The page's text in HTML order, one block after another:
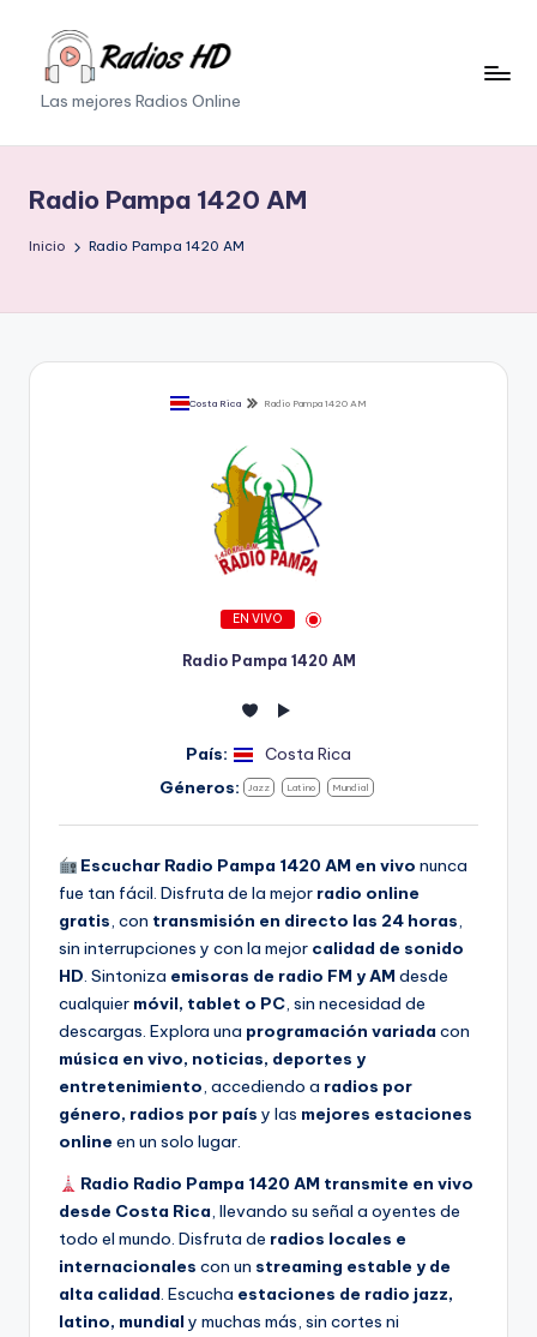
Saltar
contenidoLas mejores Radios Online
Radio Pampa 1420 AM
Inicio Radio Pampa 1420 AM
Costa Rica Radio Pampa 1420 AM
EN VIVO
Radio Pampa 1420 AM
País:
Costa Rica
Géneros:
Jazz Latino Mundial
Escuchar Radio Pampa 1420 AM en vivo nunca
fue tan fácil. Disfruta de la mejor radio online
gratis, con transmisión en directo las 24 horas,
sin interrupciones y con la mejor calidad de sonido
HD. Sintoniza emisoras de radio FM y AM desde
cualquier móvil, tablet o PC, sin necesidad de
descargas. Explora una programación variada con
música en vivo, noticias, deportes y
entretenimiento, accediendo a radios por
género, radios por país y las mejores estaciones
online en un solo lugar.
Radio Radio Pampa 1420 AM transmite en vivo
desde Costa Rica, llevando su señal a oyentes de
todo el mundo. Disfruta de radios locales e
internacionales con un streaming estable y de
alta calidad. Escucha estaciones de radio jazz,
latino, mundial y muchas más, sin cortes ni